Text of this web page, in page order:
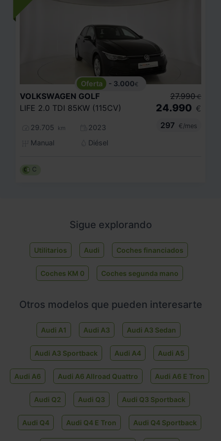
- 3.000€
VOLKSWAGEN GOLF
LIFE 2.0 TDI 85KW (115CV)
29.705 km
2023
Manual
Diésel
27.990 €
24.990 €
297
€/mes
C
Sigue explorando
Utilitarios Audi Coches financiados
Coches KM 0 Coches segunda mano
Otros modelos que pueden interesarte
Audi A1 Audi A3 Audi A3 Sedan
Audi A3 Sportback Audi A4 Audi A5
Audi A6 Audi A6 Allroad Quattro Audi A6 E Tron
Audi Q2 Audi Q3 Audi Q3 Sportback
Audi Q4 Audi Q4 E Tron Audi Q4 Sportback